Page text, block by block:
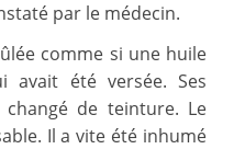
par le médecin.
comme si une huile
avait été versée. Ses
de teinture. Le
Il a vite été inhumé